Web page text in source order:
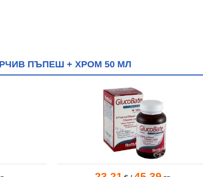
ПЪПЕШ + ХРОМ 50 МЛ